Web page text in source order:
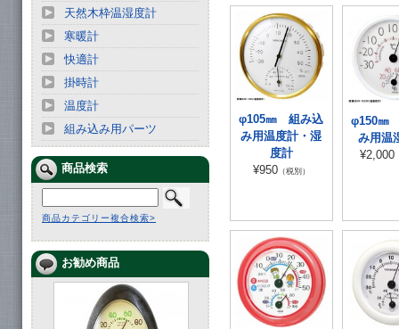
φ105㎜ 組み込
み用温度計・湿
度計
¥950（税別）
φ150㎜
み用温
¥2,000
天然木枠温湿度計
寒暖計
快適計
掛時計
温度計
組み込み用パーツ
商品検索
商品カテゴリー複合検索>
お勧め商品